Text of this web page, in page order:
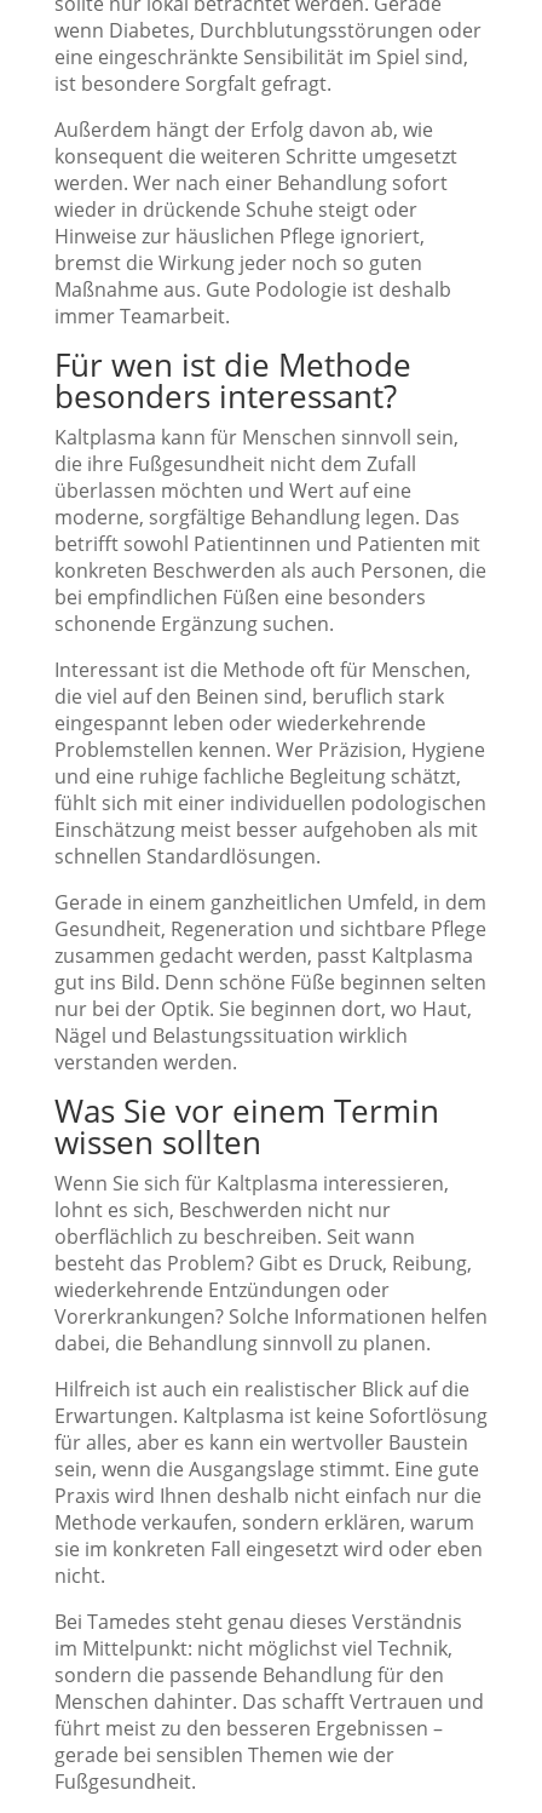
wenn Diabetes, Durchblutungsstörungen oder
eine eingeschränkte Sensibilität im Spiel sind,
ist besondere Sorgfalt gefragt.
Außerdem hängt der Erfolg davon ab, wie
konsequent die weiteren Schritte umgesetzt
werden. Wer nach einer Behandlung sofort
wieder in drückende Schuhe steigt oder
Hinweise zur häuslichen Pflege ignoriert,
bremst die Wirkung jeder noch so guten
Maßnahme aus. Gute Podologie ist deshalb
immer Teamarbeit.
Für wen ist die Methode
besonders interessant?
Kaltplasma kann für Menschen sinnvoll sein,
die ihre Fußgesundheit nicht dem Zufall
überlassen möchten und Wert auf eine
moderne, sorgfältige Behandlung legen. Das
betrifft sowohl Patientinnen und Patienten mit
konkreten Beschwerden als auch Personen, die
bei empfindlichen Füßen eine besonders
schonende Ergänzung suchen.
Interessant ist die Methode oft für Menschen,
die viel auf den Beinen sind, beruflich stark
eingespannt leben oder wiederkehrende
Problemstellen kennen. Wer Präzision, Hygiene
und eine ruhige fachliche Begleitung schätzt,
fühlt sich mit einer individuellen podologischen
Einschätzung meist besser aufgehoben als mit
schnellen Standardlösungen.
Gerade in einem ganzheitlichen Umfeld, in dem
Gesundheit, Regeneration und sichtbare Pflege
zusammen gedacht werden, passt Kaltplasma
gut ins Bild. Denn schöne Füße beginnen selten
nur bei der Optik. Sie beginnen dort, wo Haut,
Nägel und Belastungssituation wirklich
verstanden werden.
Was Sie vor einem Termin
wissen sollten
Wenn Sie sich für Kaltplasma interessieren,
lohnt es sich, Beschwerden nicht nur
oberflächlich zu beschreiben. Seit wann
besteht das Problem? Gibt es Druck, Reibung,
wiederkehrende Entzündungen oder
Vorerkrankungen? Solche Informationen helfen
dabei, die Behandlung sinnvoll zu planen.
Hilfreich ist auch ein realistischer Blick auf die
Erwartungen. Kaltplasma ist keine Sofortlösung
für alles, aber es kann ein wertvoller Baustein
sein, wenn die Ausgangslage stimmt. Eine gute
Praxis wird Ihnen deshalb nicht einfach nur die
Methode verkaufen, sondern erklären, warum
sie im konkreten Fall eingesetzt wird oder eben
nicht.
Bei Tamedes steht genau dieses Verständnis
im Mittelpunkt: nicht möglichst viel Technik,
sondern die passende Behandlung für den
Menschen dahinter. Das schafft Vertrauen und
führt meist zu den besseren Ergebnissen –
gerade bei sensiblen Themen wie der
Fußgesundheit.